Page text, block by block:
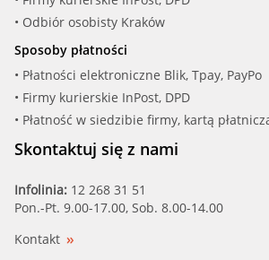
• Odbiór osobisty Kraków
Sposoby płatności
• Płatności elektroniczne Blik, Tpay, PayPo
• Firmy kurierskie InPost, DPD
• Płatność w siedzibie firmy, kartą
Skontaktuj się z nami
Infolinia: 12 268 31 51
Pon.-Pt. 9.00-17.00, Sob. 8.00-14.00
Kontakt